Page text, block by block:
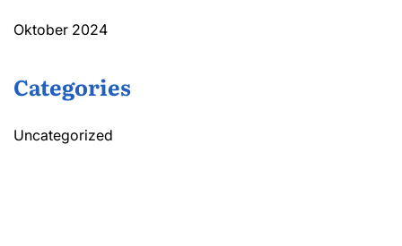
Oktober 2024
Categories
Uncategorized